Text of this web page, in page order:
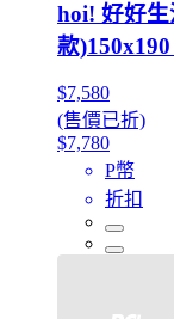
hoi! 好好
款
$7,580
(售價已折)
$7,780
P幣
折扣